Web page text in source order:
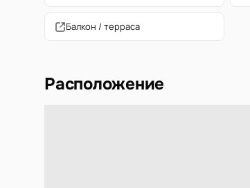
Балкон / терраса
Расположение